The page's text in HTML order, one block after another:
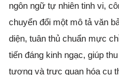
ngôn ngữ tự nhiên tinh vi,
chuyển đổi một mô tả văn
diện, tuân thủ chuẩn mực
tiến đáng kinh ngạc, giúp
tượng và trực quan hóa cụ